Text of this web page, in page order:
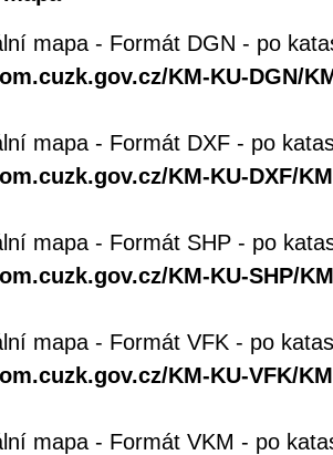
mapa - Formát DGN - po
KM-KU-DGN/
mapa - Formát DXF - po
KM-KU-DXF/
mapa - Formát SHP - po
KM-KU-SHP/
mapa - Formát VFK - po
KM-KU-VFK/
mapa - Formát VKM - po